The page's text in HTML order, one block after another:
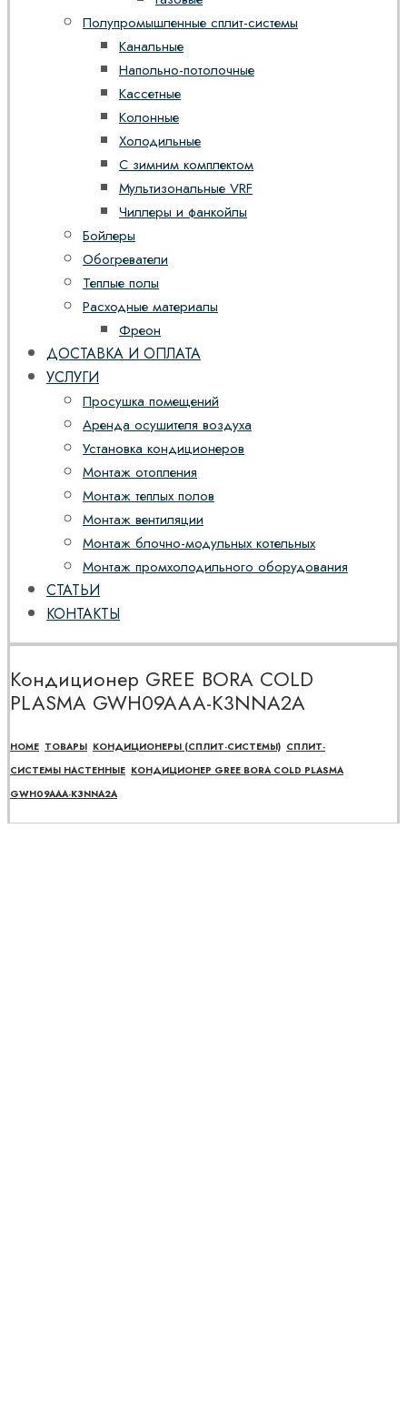
Полупромышленные сплит-системы
Канальные
Напольно-потолочные
Кассетные
Колонные
Холодильные
С зимним комплектом
Мультизональные VRF
Чиллеры и фанкойлы
Бойлеры
Обогреватели
Теплые полы
Расходные материалы
Фреон
ДОСТАВКА И ОПЛАТА
УСЛУГИ
Просушка помещений
Аренда осушителя воздуха
Установка кондиционеров
Монтаж отопления
Монтаж теплых полов
Монтаж вентиляции
Монтаж блочно-модульных котельных
Монтаж промхолодильного оборудования
СТАТЬИ
КОНТАКТЫ
Кондиционер GREE BORA COLD
PLASMA GWH09AAA-K3NNA2A
HOME ТОВАРЫ КОНДИЦИОНЕРЫ (СПЛИТ-СИСТЕМЫ) СПЛИТ-
СИСТЕМЫ НАСТЕННЫЕ КОНДИЦИОНЕР GREE BORA COLD PLASMA
GWH09AAA-K3NNA2A